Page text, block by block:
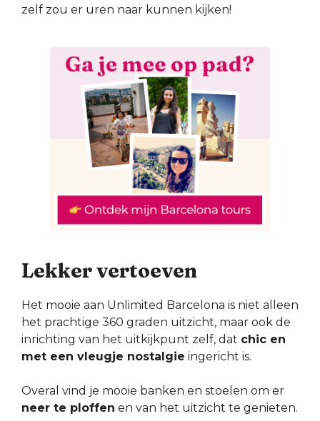
zelf zou er uren naar kunnen kijken!
Lekker vertoeven
Het mooie aan Unlimited Barcelona is niet alleen
het prachtige 360 graden uitzicht, maar ook de
inrichting van het uitkijkpunt zelf, dat chic en
met een vleugje nostalgie ingericht is.
Overal vind je mooie banken en stoelen om er
neer te ploffen en van het uitzicht te genieten.